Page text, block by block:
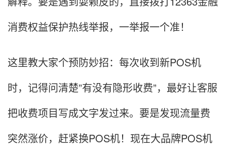
消费权益保护热线举报，一举报一个准！
这里教大家个预防妙招：每次收到新POS机
时，记得问清楚”有没有隐形收费”，最好让客服
把收费项目写成文字发过来。要是发现流量费
突然涨价，赶紧换POS机！现在大品牌POS机